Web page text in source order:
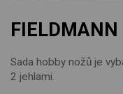
Sada hobby nožů je
2 jehlami.